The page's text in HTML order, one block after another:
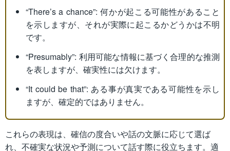
“There’s a chance”: 何かが起こる可能性があること
を示しますが、それが実際に起こるかどうかは不明
です。
“Presumably”: 利用可能な情報に基づく合理的な推測
を表しますが、確実性には欠けます。
“It could be that”: ある事が真実である可能性を示し
ますが、確定的ではありません。
これらの表現は、確信の度合いや話の文脈に応じて選ば
れ、不確実な状況や予測について話す際に役立ちます。適